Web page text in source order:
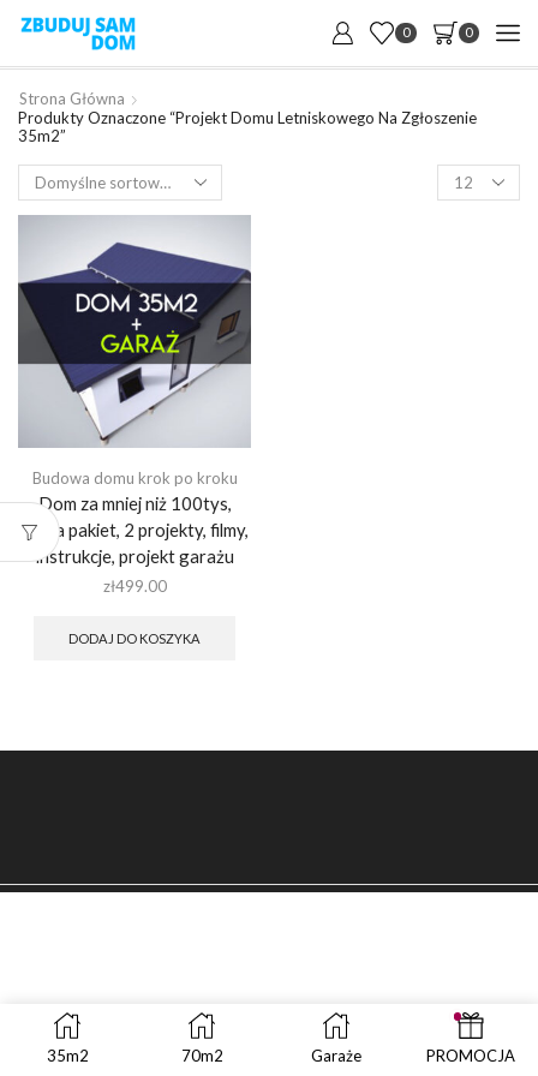
0 0
Strona Główna
Produkty Oznaczone “Projekt Domu Letniskowego Na Zgłoszenie
35m2”
Products
per
Budowa domu krok po kroku
Dom za mniej niż 100tys,
mega pakiet, 2 projekty, filmy,
instrukcje, projekt garażu
zł499.00
DODAJ DO KOSZYKA
35m2 70m2 Garaże PROMOCJA